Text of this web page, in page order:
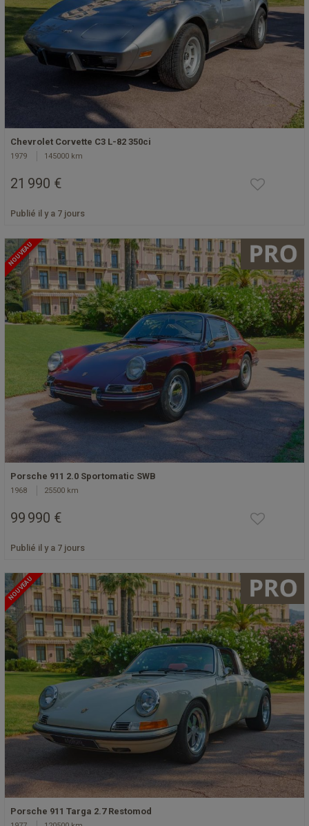
Chevrolet Corvette C3 L-82 350ci
1979 145000 km
21 990 €
Publié il y a 7 jours
NOUVEAU
Porsche 911 2.0 Sportomatic SWB
1968 25500 km
99 990 €
Publié il y a 7 jours
NOUVEAU
Porsche 911 Targa 2.7 Restomod